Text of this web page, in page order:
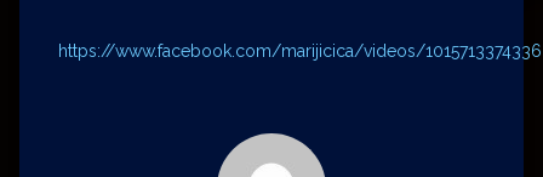
https://www.facebook.com/marijicica/videos/